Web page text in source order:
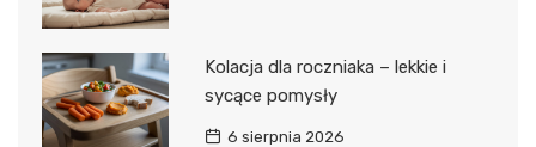
Kolacja dla roczniaka – lekkie i
sycące pomysły
6 sierpnia 2026